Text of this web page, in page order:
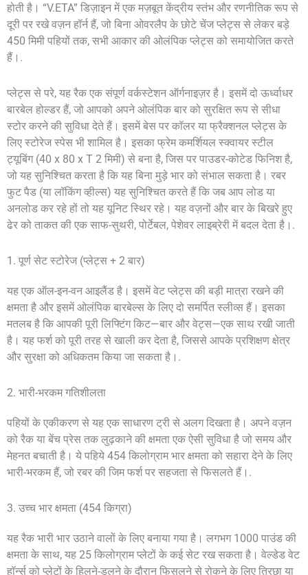
होती है। “V.ETA” डिज़ाइन में एक मज़बूत केंद्रीय स्तंभ और रणनीतिक रूप से
दूरी पर रखे वज़न हॉर्न हैं, जो बिना ओवरलैप के छोटे चेंज प्लेट्स से लेकर बड़े
450 मिमी पहियों तक, सभी आकार की ओलंपिक प्लेट्स को समायोजित करते
हैं।.
प्लेट्स से परे, यह रैक एक संपूर्ण वर्कस्टेशन ऑर्गनाइज़र है। इसमें दो ऊर्ध्वाधर
बारबेल होल्डर हैं, जो आपको अपने ओलंपिक बार को सुरक्षित रूप से सीधा
स्टोर करने की सुविधा देते हैं। इसमें बेस पर कॉलर या फ्रैक्शनल प्लेट्स के
लिए स्टोरेज स्पेस भी शामिल है। इसका फ्रेम कमर्शियल स्क्वायर स्टील
ट्यूबिंग (40 x 80 x T 2 मिमी) से बना है, जिस पर पाउडर-कोटेड फिनिश है,
जो यह सुनिश्चित करता है कि यह बिना मुड़े भार को संभाल सकता है। रबर
फुट पैड (या लॉकिंग व्हील्स) यह सुनिश्चित करते हैं कि जब आप लोड या
अनलोड कर रहे हों तो यह यूनिट स्थिर रहे। यह वज़नों और बार के बिखरे हुए
ढेर को ताकत की एक साफ-सुथरी, पोर्टेबल, पेशेवर लाइब्रेरी में बदल देता है।.
1. पूर्ण सेट स्टोरेज (प्लेट्स + 2 बार)
यह एक ऑल-इन-वन आइलैंड है। इसमें वेट प्लेट्स की बड़ी मात्रा रखने की
क्षमता है और इसमें ओलंपिक बारबेल्स के लिए दो समर्पित स्लीव्स हैं। इसका
मतलब है कि आपकी पूरी लिफ्टिंग किट—बार और वेट्स—एक साथ रखी जाती
है। यह फर्श को पूरी तरह से खाली कर देता है, जिससे आपके प्रशिक्षण क्षेत्र
और सुरक्षा को अधिकतम किया जा सकता है।.
2. भारी-भरकम गतिशीलता
पहियों के एकीकरण से यह एक साधारण ट्री से अलग दिखता है। अपने वज़न
को रैक या बेंच प्रेस तक लुढ़काने की क्षमता एक ऐसी सुविधा है जो समय और
मेहनत बचाती है। ये पहिये 454 किलोग्राम भार क्षमता को सहारा देने के लिए
भारी-भरकम हैं, जो रबर की जिम फर्श पर सहजता से फिसलते हैं।.
3. उच्च भार क्षमता (454 किग्रा)
यह रैक भारी भार उठाने वालों के लिए बनाया गया है। लगभग 1000 पाउंड की
क्षमता के साथ, यह 25 किलोग्राम प्लेटों के कई सेट रख सकता है। वेल्डेड वेट
हॉर्न्स को प्लेटों के हिलने-डुलने के दौरान फिसलने से रोकने के लिए तिरछा या